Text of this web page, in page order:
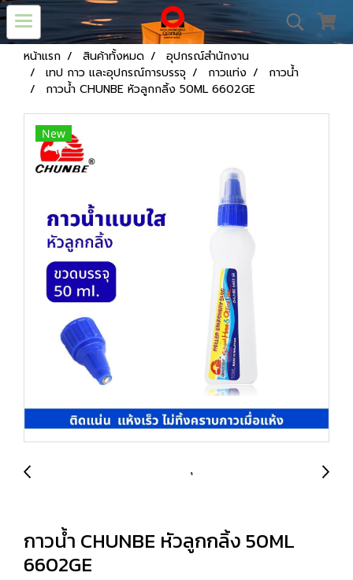
หน้าแรก สินค้าทั้งหมด
อุปกรณ์สำนักงาน
เทป กาว และอุปกรณ์การบรรจุ
กาวแท่ง
กาวน้ำ
กาวน้ำ CHUNBE หัวลูกกลิ้ง 50ML 6602GE
New
กาวน้ำ CHUNBE หัวลูกกลิ้ง 50ML
6602GE